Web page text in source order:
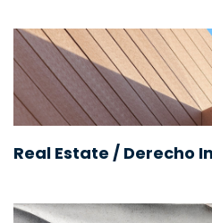
Real Estate / Derecho